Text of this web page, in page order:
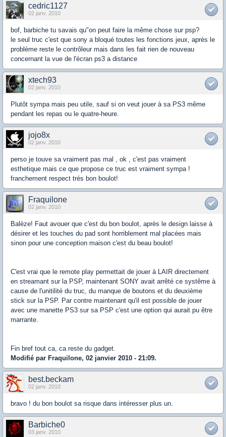
cedric1127
02 janv. 2010
bof, barbiche tu savais qu"on peut faire la même chose sur psp?
le seul truc c'est que sony a bloqué toutes les fonctions jeux, après le
problème reste le contrôleur mais dans les fait rien de nouveau
concernant la vue de l'écran ps3 a distance
xtech93
02 janv. 2010
Plutôt sympa mais peu utile, sauf si on veut jouer à sa PS3 même
pendant les repas ou le quatre-heure.
jojo8x
02 janv. 2010
perso je touve sa vraiment pas mal , ok , c'est pas vraiment
esthetique mais ce que propose ce truc est vraiment sympa !
franchement respect trés bon boulot!
Fraquilone
02 janv. 2010
Balèze! Faut avouer que c'est du bon boulot, après le design laisse à
désirer et les touches du pad sont horriblement mal placées mais
sinon pour une conception maison c'est du beau boulot!
C'est vrai que le remote play permettait de jouer à LAIR directement
en streamant sur la PSP, maintenant SONY avait arrêté ce systême à
cause de l'unitilité du truc, du manque de boutons et du deuxième
stick sur la PSP. Par contre maintenant qu'il est possible de jouer
avec une manette PS3 sur sa PSP c'est une option qui aurait pu être
marrante.
Fin bref tout ca, ca reste du gadget.
Modifié par Fraquilone, 02 janvier 2010 - 21:09.
best.beckam
02 janv. 2010
bravo ! du bon boulot sa risque dans intéresser plus un.
Barbiche0
03 janv. 2010